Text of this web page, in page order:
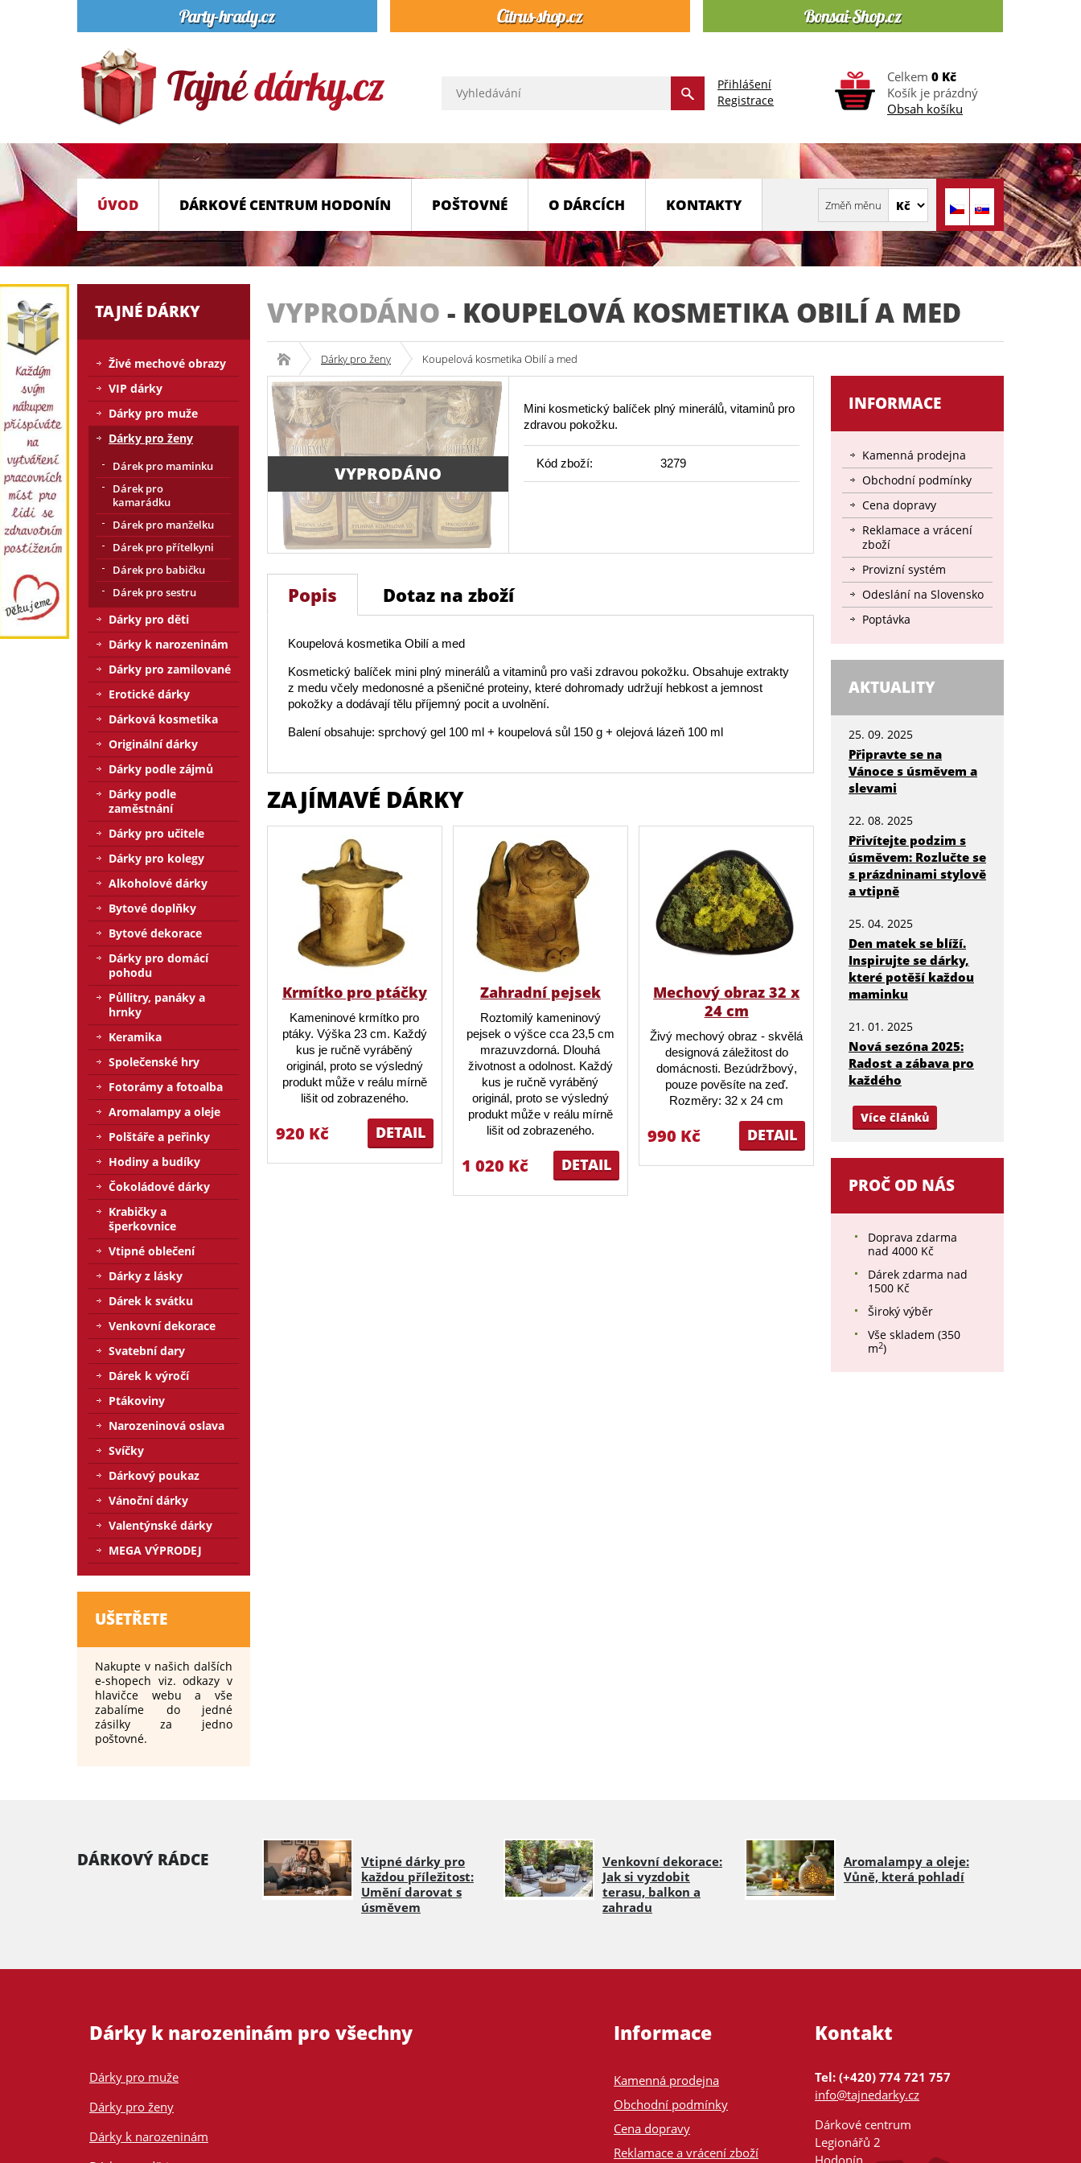
Přihlášení
Registrace
Celkem 0 Kč
Košík je prázdný
Obsah košíku
ÚVOD DÁRKOVÉ CENTRUM HODONÍN POŠTOVNÉ O DÁRCÍCH KONTAKTY
VYPRODÁNO - KOUPELOVÁ KOSMETIKA OBILÍ A MED
Dárky pro ženy Koupelová kosmetika Obilí a med
VYPRODÁNO
Mini kosmetický balíček plný minerálů, vitaminů pro
zdravou pokožku.
Kód zboží: 3279
Popis Dotaz na zboží
Koupelová kosmetika Obilí a med
Kosmetický balíček mini plný minerálů a vitaminů pro vaši zdravou pokožku. Obsahuje extrakty
z medu včely medonosné a pšeničné proteiny, které dohromady udržují hebkost a jemnost
pokožky a dodávají tělu příjemný pocit a uvolnění.
Balení obsahuje: sprchový gel 100 ml + koupelová sůl 150 g + olejová lázeň 100 ml
ZAJÍMAVÉ DÁRKY
Krmítko pro ptáčky
Kameninové krmítko pro
ptáky. Výška 23 cm. Každý
kus je ručně vyráběný
originál, proto se výsledný
produkt může v reálu mírně
lišit od zobrazeného.
DETAIL
920 Kč
Zahradní pejsek
Roztomilý kameninový
pejsek o výšce cca 23,5 cm
mrazuvzdorná. Dlouhá
životnost a odolnost. Každý
kus je ručně vyráběný
originál, proto se výsledný
produkt může v reálu mírně
lišit od zobrazeného.
DETAIL
1 020 Kč
Mechový obraz 32 x
24 cm
Živý mechový obraz - skvělá
designová záležitost do
domácnosti. Bezúdržbový,
pouze pověsíte na zeď.
Rozměry: 32 x 24 cm
DETAIL
990 Kč
INFORMACE
Kamenná prodejna
Obchodní podmínky
Cena dopravy
Reklamace a vrácení
zboží
Provizní systém
Odeslání na Slovensko
Poptávka
AKTUALITY
25. 09. 2025
Připravte se na
Vánoce s úsměvem a
slevami
22. 08. 2025
Přivítejte podzim s
úsměvem: Rozlučte se
s prázdninami stylově
a vtipně
25. 04. 2025
Den matek se blíží.
Inspirujte se dárky,
které potěší každou
maminku
21. 01. 2025
Nová sezóna 2025:
Radost a zábava pro
každého
Více článků
PROČ OD NÁS
Doprava zdarma
nad 4000 Kč
Dárek zdarma nad
1500 Kč
Široký výběr
Vše skladem (350
m2)
TAJNÉ DÁRKY
Živé mechové obrazy
VIP dárky
Dárky pro muže
Dárky pro ženy
Dárek pro maminku
Dárek pro
kamarádku
Dárek pro manželku
Dárek pro přítelkyni
Dárek pro babičku
Dárek pro sestru
Dárky pro děti
Dárky k narozeninám
Dárky pro zamilované
Erotické dárky
Dárková kosmetika
Originální dárky
Dárky podle zájmů
Dárky podle
zaměstnání
Dárky pro učitele
Dárky pro kolegy
Alkoholové dárky
Bytové doplňky
Bytové dekorace
Dárky pro domácí
pohodu
Půllitry, panáky a
hrnky
Keramika
Společenské hry
Fotorámy a fotoalba
Aromalampy a oleje
Polštáře a peřinky
Hodiny a budíky
Čokoládové dárky
Krabičky a
šperkovnice
Vtipné oblečení
Dárky z lásky
Dárek k svátku
Venkovní dekorace
Svatební dary
Dárek k výročí
Ptákoviny
Narozeninová oslava
Svíčky
Dárkový poukaz
Vánoční dárky
Valentýnské dárky
MEGA VÝPRODEJ
UŠETŘETE
Nakupte v našich dalších
e-shopech viz. odkazy v
hlavičce webu a vše
zabalíme do jedné
zásilky za jedno
poštovné.
DÁRKOVÝ RÁDCE
Vtipné dárky pro
každou příležitost:
Umění darovat s
úsměvem
Venkovní dekorace:
Jak si vyzdobit
terasu, balkon a
zahradu
Aromalampy a oleje:
Vůně, která pohladí
Dárky k narozeninám pro všechny
Dárky pro muže
Dárky pro ženy
Dárky k narozeninám
Informace
Kamenná prodejna
Obchodní podmínky
Cena dopravy
Reklamace a vrácení zboží
Kontakt
Tel: (+420) 774 721 757
info@tajnedarky.cz
Dárkové centrum
Legionářů 2
Hodonín